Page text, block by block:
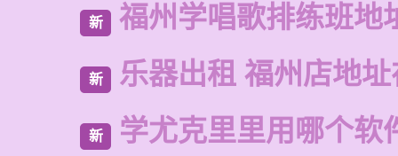
新 福州学唱歌排练班地
新 乐器出租 福州店地
新 学尤克里里用哪个软